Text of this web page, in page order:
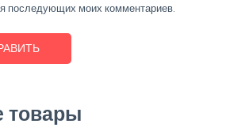
последующих моих комментариев.
товары